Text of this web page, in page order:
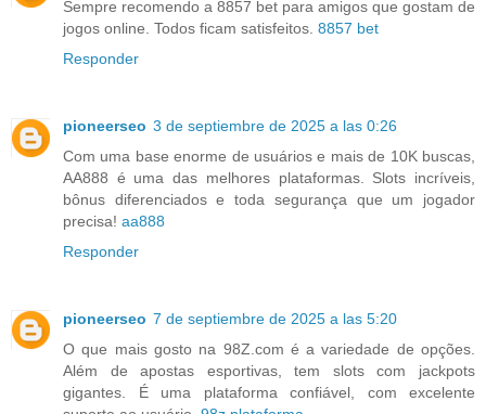
Sempre recomendo a 8857 bet para amigos que gostam de
jogos online. Todos ficam satisfeitos. 8857 bet
Responder
pioneerseo 3 de septiembre de 2025 a las 0:26
Com uma base enorme de usuários e mais de 10K buscas,
AA888 é uma das melhores plataformas. Slots incríveis,
bônus diferenciados e toda segurança que um jogador
precisa! aa888
Responder
pioneerseo 7 de septiembre de 2025 a las 5:20
O que mais gosto na 98Z.com é a variedade de opções.
Além de apostas esportivas, tem slots com jackpots
gigantes. É uma plataforma confiável, com excelente